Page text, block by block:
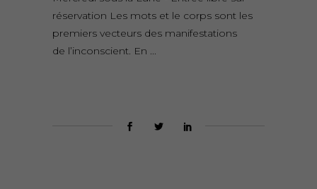
réservation Les mots et le corps sont les
premiers vecteurs des manifestations
de l’inconscient. En